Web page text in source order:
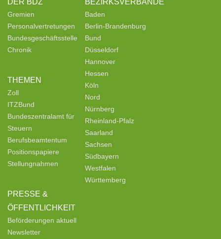
Gremien
Personalvertretungen
Bundesgeschäftsstelle
Chronik
THEMEN
Zoll
ITZBund
Bundeszentralamt für
Steuern
Berufsbeamtentum
Positionspapiere
Stellungnahmen
PRESSE &
ÖFFENTLICHKEIT
Beförderungen aktuell
Newsletter
Baden
Berlin-Brandenburg
Bund
Düsseldorf
Hannover
Hessen
Köln
Nord
Nürnberg
Rheinland-Pfalz
Saarland
Sachsen
Südbayern
Westfalen
Württemberg